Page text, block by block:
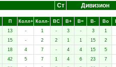
Ст Дивизион
П Колл+ Колл- ВC В+ В= В- Вo
13 - 1 - 3 - 3
1
15 - 2 2 1 1 15
2
18 4 7 - 4 4 15
5
42 5 7 1 4 6 23
7